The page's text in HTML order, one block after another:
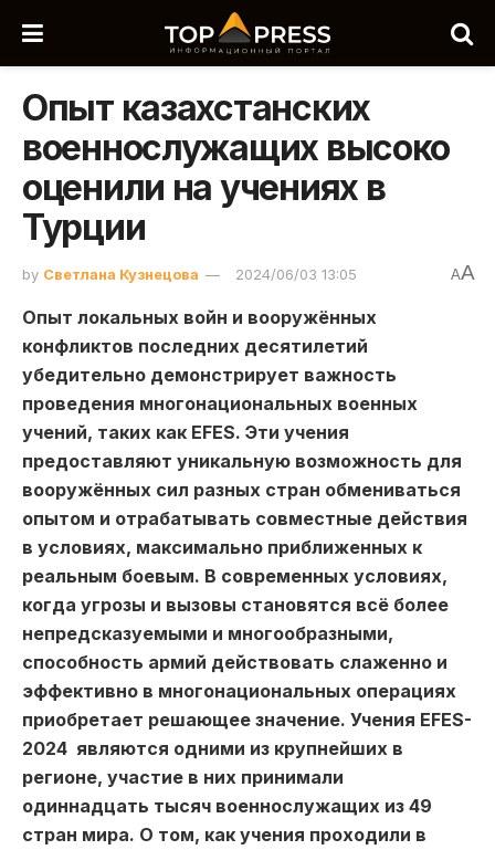
Опыт казахстанских
военнослужащих высоко
оценили на учениях в
Турции
by Светлана Кузнецова 2024/06/03 13:05 AA
Опыт локальных войн и вооружённых
конфликтов последних десятилетий
убедительно демонстрирует важность
проведения многонациональных военных
учений, таких как EFES. Эти учения
предоставляют уникальную возможность для
вооружённых сил разных стран обмениваться
опытом и отрабатывать совместные действия
в условиях, максимально приближенных к
реальным боевым. В современных условиях,
когда угрозы и вызовы становятся всё более
непредсказуемыми и многообразными,
способность армий действовать слаженно и
эффективно в многонациональных операциях
приобретает решающее значение. Учения EFES-
2024 являются одними из крупнейших в
регионе, участие в них принимали
одиннадцать тысяч военнослужащих из 49
стран мира. О том, как учения проходили в